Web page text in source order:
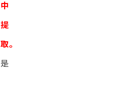
中
提
取。
是